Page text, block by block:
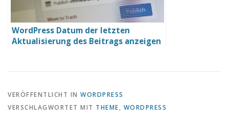
WordPress Datum der letzten
Aktualisierung des Beitrags anzeigen
VERÖFFENTLICHT IN WORDPRESS
VERSCHLAGWORTET MIT THEME, WORDPRESS